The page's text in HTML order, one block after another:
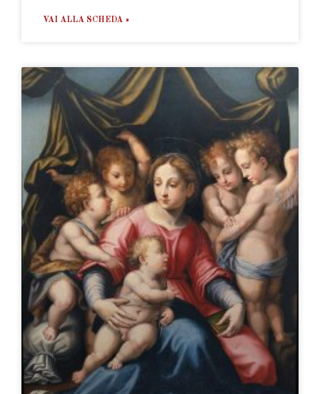
VAI ALLA SCHEDA »